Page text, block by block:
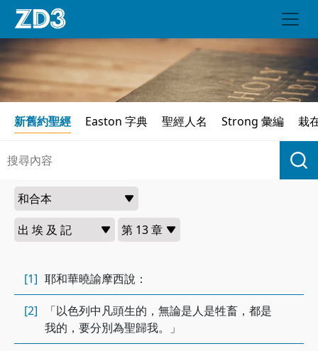
新舊約聖經 Easton 字典 聖經人名 Strong 彙編 栽
[1] 耶和華曉諭摩西說：
[2]
「以色列中凡頭生的，無論是人是牲畜，都是
我的，要分別為聖歸我。」